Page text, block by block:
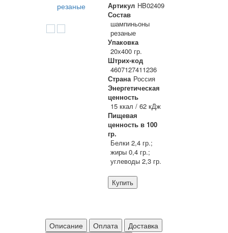
Артикул HB02409
Состав
шампиньоны
резаные
Упаковка
20х400 гр.
Штрих-код
4607127411236
Страна Россия
Энергетическая
ценность
15 ккал / 62 кДж
Пищевая
ценность в 100
гр.
Белки 2,4 гр.;
жиры 0,4 гр.;
углеводы 2,3 гр.
Купить
Описание Оплата
Доставка